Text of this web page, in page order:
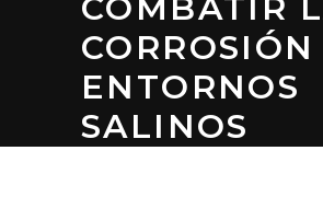
COMBATIR
CORROSIÓN
ENTORNOS
SALINOS